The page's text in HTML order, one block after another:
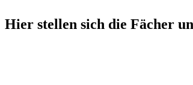
Hier stellen sich die Fächer